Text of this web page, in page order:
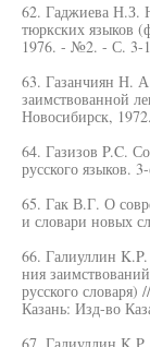
62. Гаджиева Н.З.
тюркских языков
1976. - №2. - С. 3-
63. Газанчиян Н.
заимствованной
Новосибирск, 1972.
64. Газизов P.C.
русского языков.
65. Гак В.Г. О
и словари новых
66. Галиуллин
ния
русского
Казань: Изд-во